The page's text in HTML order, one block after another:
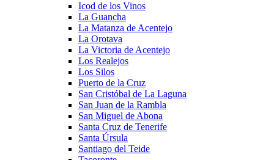
Icod de los Vinos
La Guancha
La Matanza de Acentejo
La Orotava
La Victoria de Acentejo
Los Realejos
Los Silos
Puerto de la Cruz
San Cristóbal de La Laguna
San Juan de la Rambla
San Miguel de Abona
Santa Cruz de Tenerife
Santa Úrsula
Santiago del Teide